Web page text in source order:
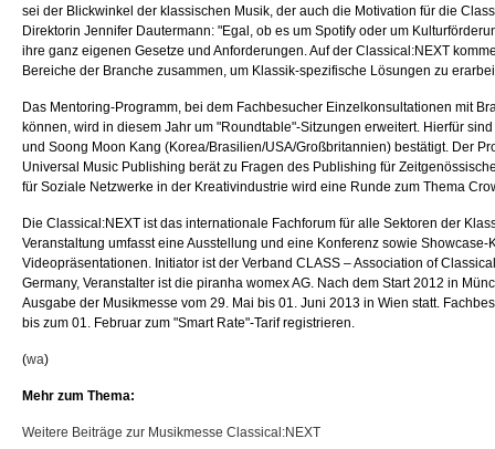
sei der Blickwinkel der klassischen Musik, der auch die Motivation für die
Direktorin Jennifer Dautermann: "Egal, ob es um Spotify oder um
ihre ganz eigenen Gesetze und Anforderungen. Auf der Classical:NEXT
Bereiche der Branche zusammen, um Klassik-spezifische Lösungen zu
Das Mentoring-Programm, bei dem Fachbesucher Einzelkonsultationen mit
können, wird in diesem Jahr um "Roundtable"-Sitzungen erweitert. Hierfür
und Soong Moon Kang (Korea/Brasilien/USA/Großbritannien) bestätigt. Der
Universal Music Publishing berät zu Fragen des Publishing für
für Soziale Netzwerke in der Kreativindustrie wird eine Runde zum Thema
Die Classical:NEXT ist das internationale Fachforum für alle Sektoren der
Veranstaltung umfasst eine Ausstellung und eine Konferenz sowie Showcase-
Videopräsentationen. Initiator ist der Verband CLASS – Association of
Germany, Veranstalter ist die piranha womex AG. Nach dem Start 2012 in
Ausgabe der Musikmesse vom 29. Mai bis 01. Juni 2013 in Wien statt.
bis zum 01. Februar zum "Smart Rate"-Tarif registrieren.
(wa)
Mehr zum Thema:
Weitere Beiträge zur Musikmesse Classical:NEXT